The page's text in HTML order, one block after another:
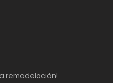
remodelación!